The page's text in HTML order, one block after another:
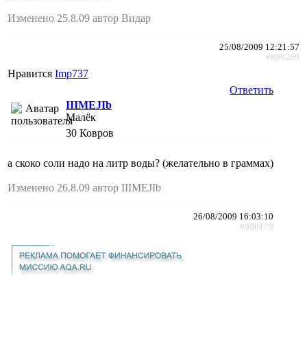
Изменено 25.8.09 автор Видар
25/08/2009 12:21:57
#899269
Нравится Imp737
Ответить
IIIMEJIb
Малёк
30 Ковров
а скоко соли надо на литр воды? (желательно в граммах)
Изменено 26.8.09 автор IIIMEJIb
26/08/2009 16:03:10
#900179